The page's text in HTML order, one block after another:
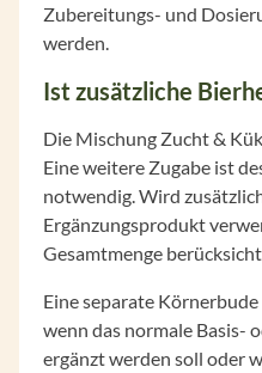
Zubereitungs- und
werden.
Ist zusätzliche
Die Mischung Zucht &
Eine weitere Zugabe ist
notwendig. Wird
Ergänzungsprodukt
Gesamtmenge
Eine separate
wenn das normale Basis-
ergänzt werden soll oder